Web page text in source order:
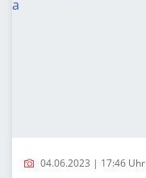
04.06.2023 | 17:46 Uhr